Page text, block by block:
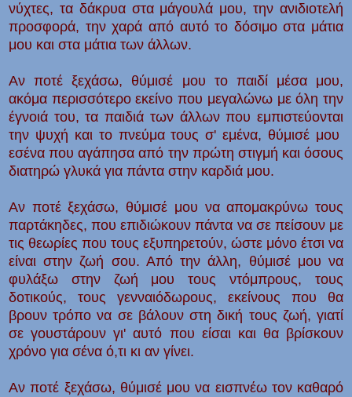
νύχτες, τα δάκρυα στα μάγουλά μου, την ανιδιοτελή
προσφορά, την χαρά από αυτό το δόσιμο στα μάτια
μου και στα μάτια των άλλων.
Αν ποτέ ξεχάσω, θύμισέ μου το παιδί μέσα μου,
ακόμα περισσότερο εκείνο που μεγαλώνω με όλη την
έγνοιά του, τα παιδιά των άλλων που εμπιστεύονται
την ψυχή και το πνεύμα τους σ' εμένα, θύμισέ μου
εσένα που αγάπησα από την πρώτη στιγμή και όσους
διατηρώ γλυκά για πάντα στην καρδιά μου.
Αν ποτέ ξεχάσω, θύμισέ μου να απομακρύνω τους
παρτάκηδες, που επιδιώκουν πάντα να σε πείσουν με
τις θεωρίες που τους εξυπηρετούν, ώστε μόνο έτσι να
είναι στην ζωή σου. Από την άλλη, θύμισέ μου να
φυλάξω στην ζωή μου τους ντόμπρους, τους
δοτικούς, τους γενναιόδωρους, εκείνους που θα
βρουν τρόπο να σε βάλουν στη δική τους ζωή, γιατί
σε γουστάρουν γι' αυτό που είσαι και θα βρίσκουν
χρόνο για σένα ό,τι κι αν γίνει.
Αν ποτέ ξεχάσω, θύμισέ μου να εισπνέω τον καθαρό